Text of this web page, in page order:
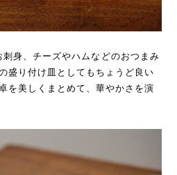
身、チーズやハムなどのおつまみ
盛り付け皿としてもちょうど良い
を美しくまとめて、華やかさを演